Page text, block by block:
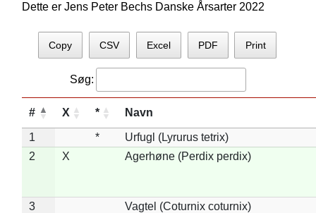
Dette er Jens Peter Bechs Danske Årsarter 2022
Copy CSV Excel PDF Print
Søg:
# X * Navn
1 *
Urfugl (Lyrurus tetrix)
2
X Agerhøne (Perdix perdix)
3
Vagtel (Coturnix coturnix)